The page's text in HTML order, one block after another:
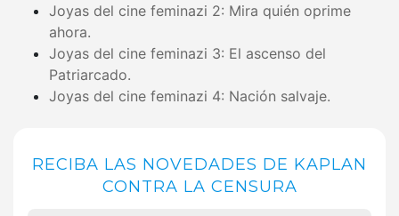
Joyas del cine feminazi 2: Mira quién oprime
ahora.
Joyas del cine feminazi 3: El ascenso del
Patriarcado.
Joyas del cine feminazi 4: Nación salvaje.
RECIBA LAS NOVEDADES DE KAPLAN
CONTRA LA CENSURA